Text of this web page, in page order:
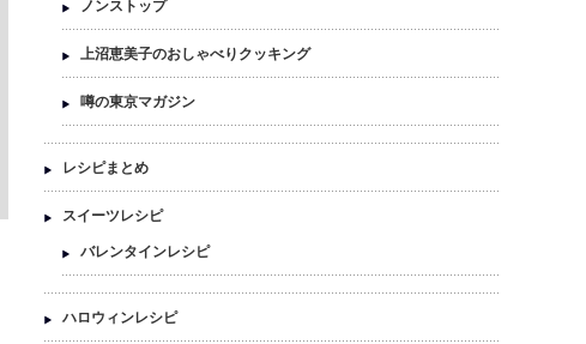
ノンストップ
上沼恵美子のおしゃべりクッキング
噂の東京マガジン
レシピまとめ
スイーツレシピ
バレンタインレシピ
ハロウィンレシピ